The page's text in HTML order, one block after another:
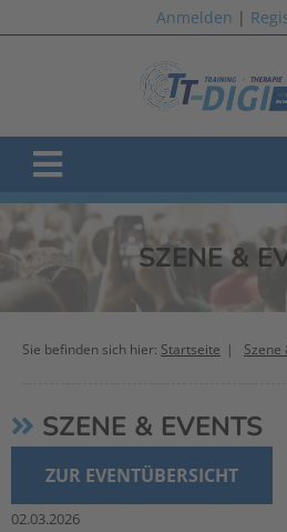
Anmelden |
SZENE &
Sie befinden sich hier: Startseite Szene
SZENE & EVENTS
ZUR EVENTÜBERSICHT
02.03.2026